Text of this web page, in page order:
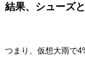
結果、シューズ
つまり、仮想大雨で